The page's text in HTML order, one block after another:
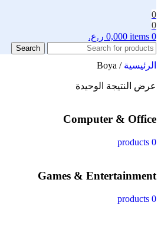
0
0
0
items
0,000 ر.ع.
Search
الرئيسية/
Boya
عرض النتيجة الوحيدة
Computer & Office
0 products
Games & Entertainment
0 products